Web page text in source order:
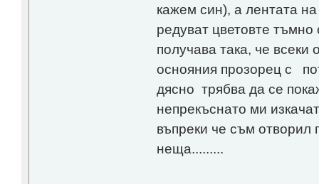
кажем син), а лентата
редуват цветовте
получава така, че
оснояния прозорец с
дясно трябва да се
непрекъснато ми
въпреки че съм отворил
неща.........